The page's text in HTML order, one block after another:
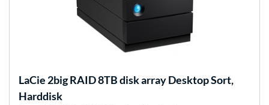
LaCie 2big RAID 8TB disk array Desktop Sort,
Harddisk